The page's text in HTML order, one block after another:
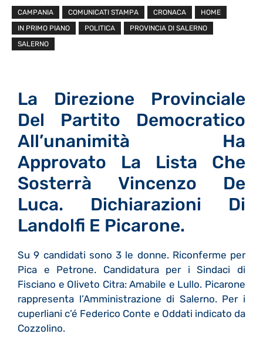
CAMPANIA COMUNICATI STAMPA CRONACA
HOME
IN PRIMO PIANO
POLITICA
PROVINCIA DI SALERNO
SALERNO
La Direzione Provinciale
Del Partito Democratico
All’unanimità Ha
Approvato La Lista Che
Sosterrà Vincenzo De
Luca. Dichiarazioni Di
Landolfi E Picarone.
Su 9 candidati sono 3 le donne. Riconferme per
Pica e Petrone. Candidatura per i Sindaci di
Fisciano e Oliveto Citra: Amabile e Lullo. Picarone
rappresenta l’Amministrazione di Salerno. Per i
cuperliani c’é Federico Conte e Oddati indicato da
Cozzolino.